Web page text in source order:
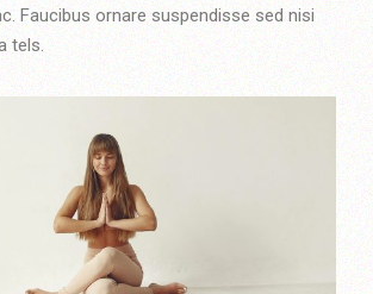
Faucibus ornare suspendisse sed nisi
tels.